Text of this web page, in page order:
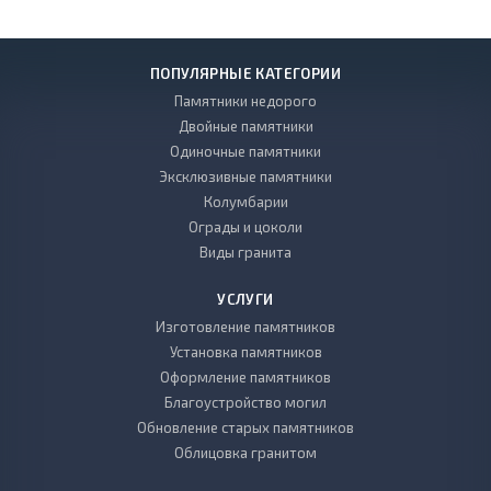
ПОПУЛЯРНЫЕ КАТЕГОРИИ
Памятники недорого
Двойные памятники
Одиночные памятники
Эксклюзивные памятники
Колумбарии
Ограды и цоколи
Виды гранита
УСЛУГИ
Изготовление памятников
Установка памятников
Оформление памятников
Благоустройство могил
Обновление старых памятников
Облицовка гранитом